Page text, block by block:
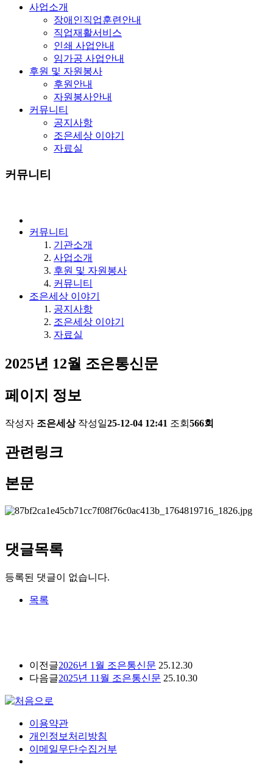
사업소개
장애인직업훈련안내
직업재활서비스
인쇄 사업안내
임가공 사업안내
후원 및 자원봉사
후원안내
자원봉사안내
커뮤니티
공지사항
조은세상 이야기
자료실
커뮤니티
커뮤니티
기관소개
사업소개
후원 및 자원봉사
커뮤니티
조은세상 이야기
공지사항
조은세상 이야기
자료실
2025년 12월 조은통신문
페이지 정보
작성자 조은세상 작성일25-12-04 12:41 조회 566회
관련링크
본문
댓글목록
등록된 댓글이 없습니다.
목록
이전글2026년 1월 조은통신문 25.12.30
다음글2025년 11월 조은통신문 25.10.30
이용약관
개인정보처리방침
이메일무단수집거부